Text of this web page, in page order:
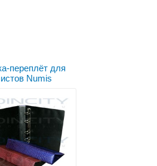
переплёт для
Numis